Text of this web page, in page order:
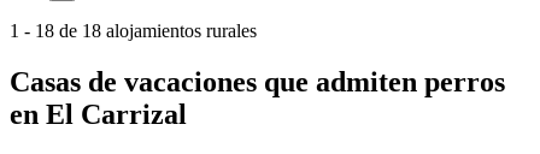
1 - 18 de 18 alojamientos rurales
Casas de vacaciones que admiten perros
en El Carrizal